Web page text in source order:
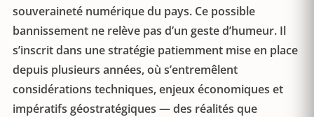
souveraineté numérique du pays. Ce possible
bannissement ne relève pas d’un geste d’humeur. Il
s’inscrit dans une stratégie patiemment mise en place
depuis plusieurs années, où s’entremêlent
considérations techniques, enjeux économiques et
impératifs géostratégiques — des réalités que